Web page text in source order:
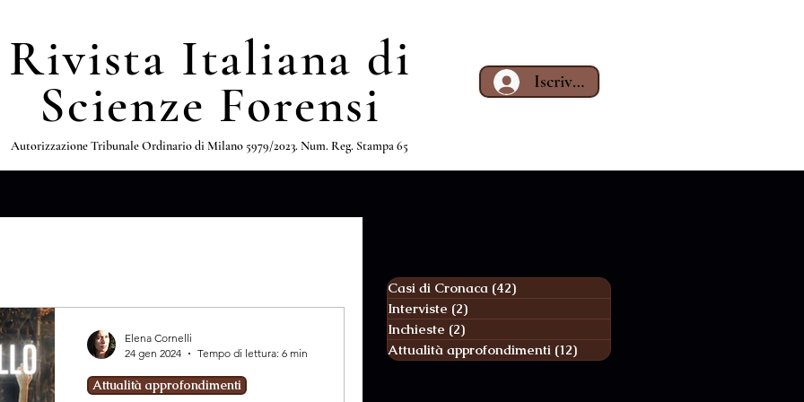
Rivista Italiana di
Scienze Forensi Iscriviti
Autorizzazione Tribunale Ordinario di Milano 5979/2023. Num. Reg. Stampa 65
Casi di Cronaca (42)
Interviste (2)
Inchieste (2)
Attualità approfondimenti (12) 12 post
Attualità approfondimenti
Elena Cornelli
24 gen 2024
Tempo di lettura: 6 min